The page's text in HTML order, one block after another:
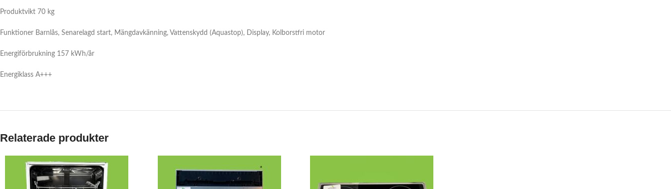
Produktvikt 70 kg
Funktioner Barnlås, Senarelagd start, Mängdavkänning, Vattenskydd (Aquastop), Display, Kolborstfri motor
Energiförbrukning 157 kWh/år
Energiklass A+++
Relaterade produkter